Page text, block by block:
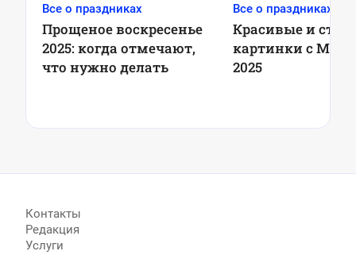
Все о праздниках
Прощеное воскресенье
2025: когда отмечают,
что нужно делать
Все о праздниках
Красивые и
картинки с
2025
Контакты
Редакция
Услуги